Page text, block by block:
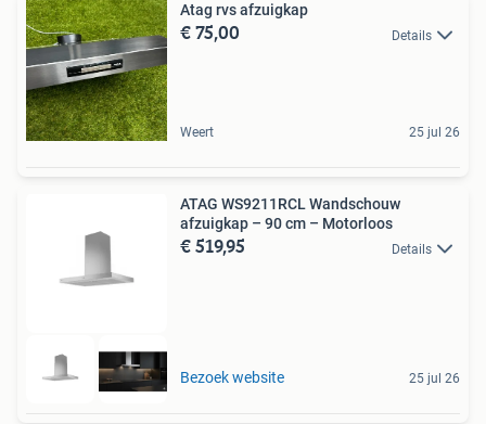
Atag rvs afzuigkap
€ 75,00 Details
Weert 25 jul 26
ATAG WS9211RCL Wandschouw
afzuigkap – 90 cm – Motorloos
€ 519,95 Details
Bezoek website 25 jul 26